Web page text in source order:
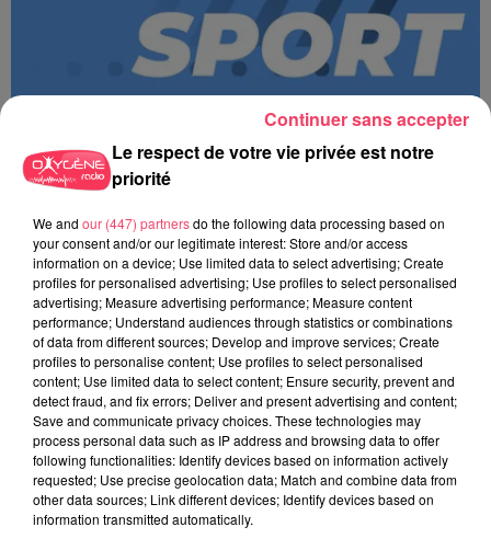
MAGSPORT SOIR 49 06/08/26
Le respect de votre vie privée est notre
priorité
We and our (447) partnersdo the following data processing based on
your consent and/or our legitimate interest: Store and/or access
information on a device; Use limited data to select advertising; Create
profiles for personalised advertising; Use profiles to select personalised
advertising; Measure advertising performance; Measure content
performance; Understand audiences through statistics or combinations
of data from different sources; Develop and improve services; Create
profiles to personalise content; Use profiles to select personalised
content; Use limited data to select content; Ensure security, prevent and
detect fraud, and fix errors; Deliver and present advertising and content;
Save and communicate privacy choices. These technologies may
process personal data such as IP address and browsing data to offer
following functionalities: Identify devices based on information actively
requested; Use precise geolocation data; Match and combine data from
other data sources; Link different devices; Identify devices based on
information transmitted automatically.
Continuer sans accepter